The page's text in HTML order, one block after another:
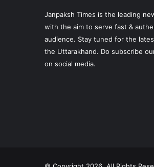
Janpaksh Times is the leading
with the aim to serve fast &
audience. Stay tuned for the
the Uttarakhand. Do subscribe
on social media.